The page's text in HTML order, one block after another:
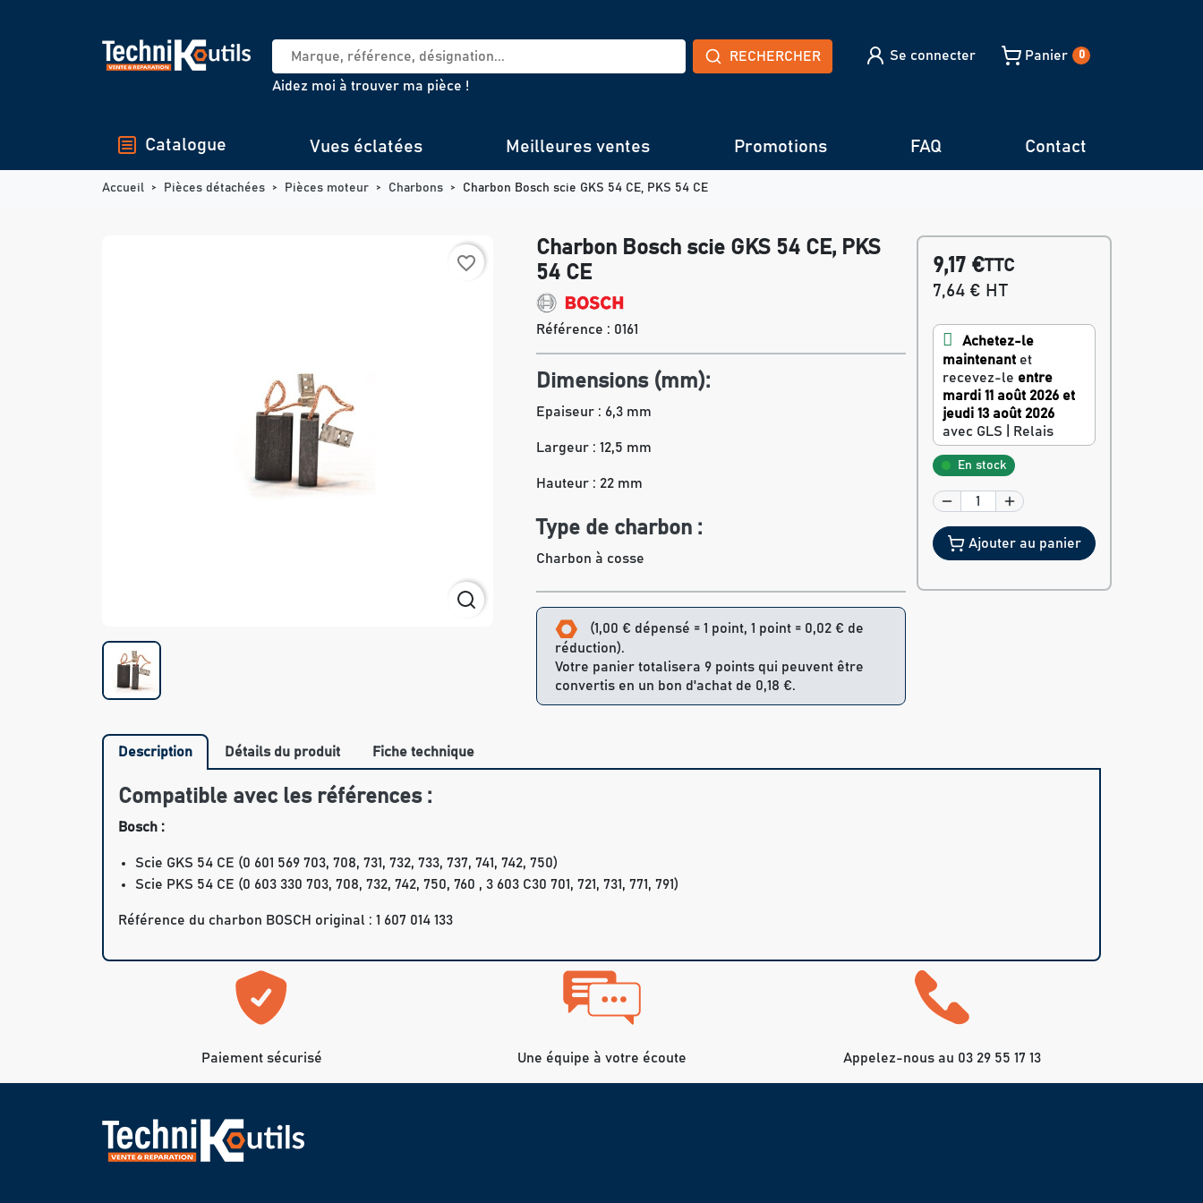
RECHERCHER
Aidez moi à trouver ma pièce !
Se connecter Panier 0
Catalogue Vues éclatées Meilleures ventes Promotions FAQ Contact
Accueil Pièces détachées Pièces moteur Charbons Charbon Bosch scie GKS 54 CE, PKS 54 CE
favorite_border
Charbon Bosch scie GKS 54 CE, PKS
54 CE
Référence : 0161
Dimensions (mm):
Epaiseur : 6,3 mm
Largeur : 12,5 mm
Hauteur : 22 mm
Type de charbon :
Charbon à cosse
(1,00 € dépensé = 1 point, 1 point = 0,02 € de
réduction).
Votre panier totalisera 9 points qui peuvent être
convertis en un bon d'achat de 0,18 €.
9,17 €TTC
7,64 € HT
Achetez-le
maintenantet
recevez-le entre
mardi 11 août 2026 et
jeudi 13 août 2026
avec GLS | Relais
En stock
Ajouter au panier
Description Détails du produit Fiche technique
Compatible avec les références :
Bosch :
Scie GKS 54 CE (0 601 569 703, 708, 731, 732, 733, 737, 741, 742, 750)
Scie PKS 54 CE (0 603 330 703, 708, 732, 742, 750, 760 , 3 603 C30 701, 721, 731, 771, 791)
Référence du charbon BOSCH original : 1 607 014 133
Paiement sécurisé Une équipe à votre écoute Appelez-nous au 03 29 55 17 13